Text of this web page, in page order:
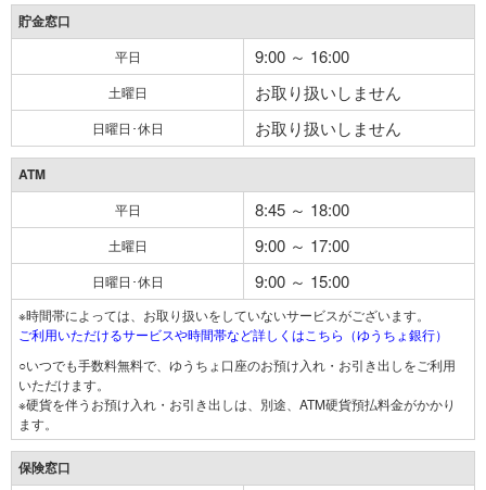
貯金窓口
平日 9:00 ～ 16:00
土曜日 お取り扱いしません
日曜日･休日 お取り扱いしません
ATM
平日 8:45 ～ 18:00
土曜日 9:00 ～ 17:00
日曜日･休日 9:00 ～ 15:00
※時間帯によっては、お取り扱いをしていないサービスがございます。
ご利用いただけるサービスや時間帯など詳しくはこちら（ゆうちょ銀行）
○いつでも手数料無料で、ゆうちょ口座のお預け入れ・お引き出しをご利用
いただけます。
※硬貨を伴うお預け入れ・お引き出しは、別途、ATM硬貨預払料金がかかり
ます。
保険窓口